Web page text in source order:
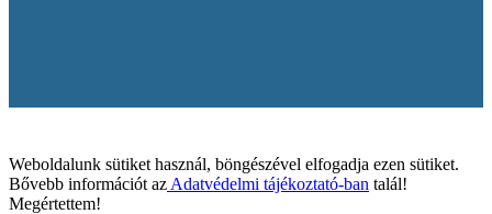
Weboldalunk sütiket használ, böngészével elfogadja ezen sütiket.
Bővebb információt az Adatvédelmi tájékoztató-ban talál!
Megértettem!